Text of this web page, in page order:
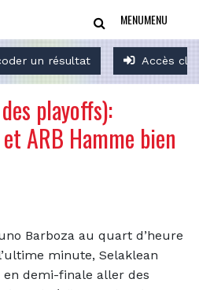
un résultat Accès
MENUMENU
playoffs):
ARB Hamme bien
Barboza au quart d’heure
minute, Selaklean
en demi-finale aller des